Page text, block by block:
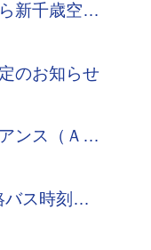
「スマホ乗車券」４月１日から新千歳空港連絡バス全系統で利用可能に！
のお知らせ
「空港アクセスバス・アライアンス（ＡＢＡ）」発足のお知らせ
H30.12.1改正 新千歳空港連絡バス時刻表はこちらから！